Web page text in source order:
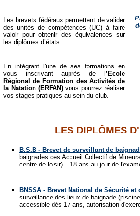
Les brevets fédéraux permettent de valider
des unités de compétences (UC) à faire
valoir pour obtenir des équivalences sur
les diplômes d’états.
En intégrant l'une de ses formations en
vous inscrivant auprès de
l’Ecole
Régional de Formation des Activités de
la Natation (ERFAN)vous pourrez réaliser
vos stages pratiques au sein du club.
LES DIPLÔMES
B.S.B - Brevet de surveillant de
baignades des Accueil Collectif de
centre de loisir) – 18 ans au jour de
BNSSA - Brevet National de Sécurité et
surveillance des lieux de baignade
accessible dès 17 ans, autorisation